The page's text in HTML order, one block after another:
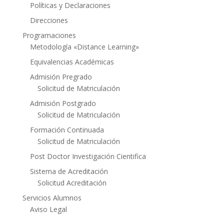
Políticas y Declaraciones
Direcciones
Programaciones
Metodología «Distance Learning»
Equivalencias Académicas
Admisión Pregrado
Solicitud de Matriculación
Admisión Postgrado
Solicitud de Matriculación
Formación Continuada
Solicitud de Matriculación
Post Doctor Investigación Cientifica
Sistema de Acreditación
Solicitud Acreditación
Servicios Alumnos
Aviso Legal